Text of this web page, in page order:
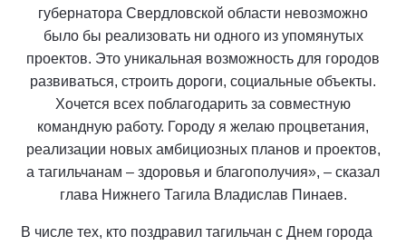
губернатора Свердловской области невозможно
было бы реализовать ни одного из упомянутых
проектов. Это уникальная возможность для городов
развиваться, строить дороги, социальные объекты.
Хочется всех поблагодарить за совместную
командную работу. Городу я желаю процветания,
реализации новых амбициозных планов и проектов,
а тагильчанам – здоровья и благополучия», – сказал
глава Нижнего Тагила Владислав Пинаев.
В числе тех, кто поздравил тагильчан с Днем города